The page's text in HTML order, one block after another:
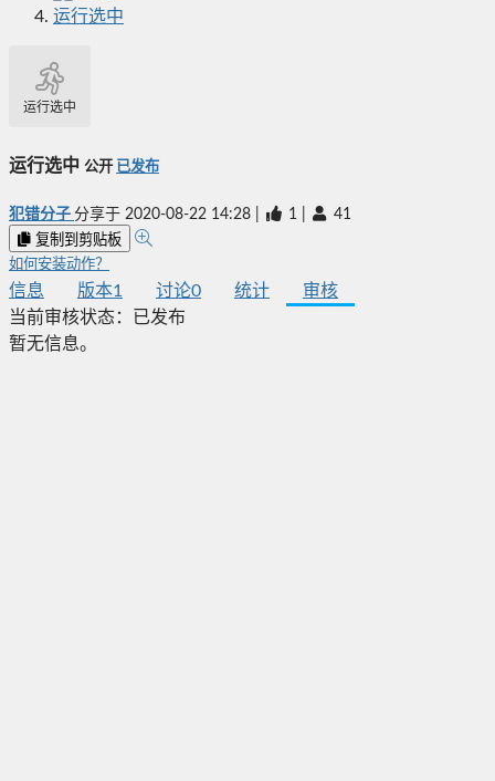
运行选中
运行选中
运行选中 公开 已发布
犯错分子 分享于 2020-08-22 14:28 1 41
复制到剪贴板
如何安装动作？
信息 版本1 讨论0 统计
审核
当前审核状态：
已发布
暂无信息。